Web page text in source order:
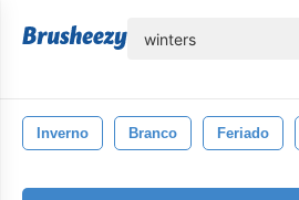
Inverno Branco Feriado